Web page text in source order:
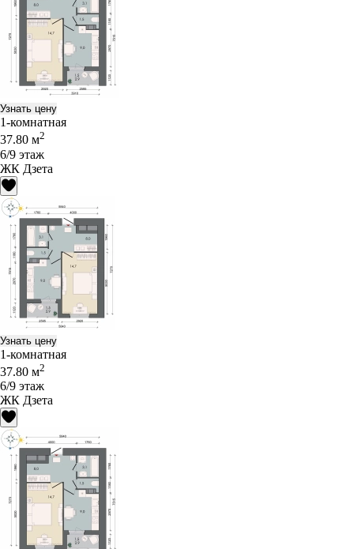
Узнать цену
1-комнатная
37.80 м2
6/9 этаж
ЖК Дзета
Узнать цену
1-комнатная
37.80 м2
6/9 этаж
ЖК Дзета